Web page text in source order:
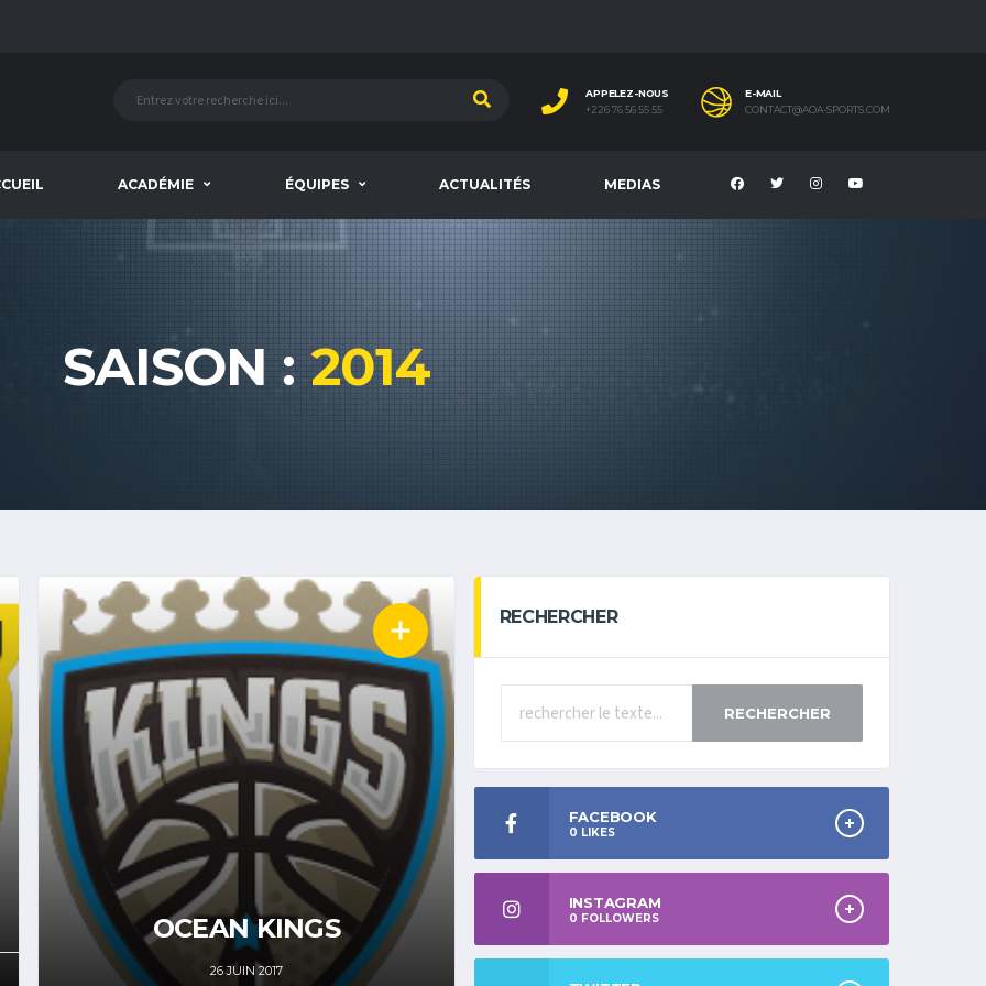
APPELEZ-NOUS
+226 76 56 55 55
E-MAIL
CONTACT@AOA-SPORTS.COM
ACADÉMIE ÉQUIPES ACTUALITÉS MEDIAS
SAISON :2014
OCEAN KINGS
26 JUIN 2017
RECHERCHER
RECHERCHER
FACEBOOK
0 LIKES
INSTAGRAM
0 FOLLOWERS